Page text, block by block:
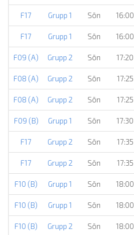
F17 Grupp 1 Sön 16:00
F17 Grupp 1 Sön 16:00
F09 (A) Grupp 2 Sön 17:20
F08 (A) Grupp 2 Sön 17:25
F08 (A) Grupp 2 Sön 17:25
F09 (B) Grupp 1 Sön 17:30
F17 Grupp 2 Sön 17:35
F17 Grupp 2 Sön 17:35
F10 (B) Grupp 1 Sön 18:00
F10 (B) Grupp 1 Sön 18:00
F10 (B) Grupp 2 Sön 18:00